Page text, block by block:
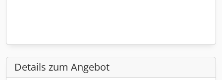
Details zum Angebot